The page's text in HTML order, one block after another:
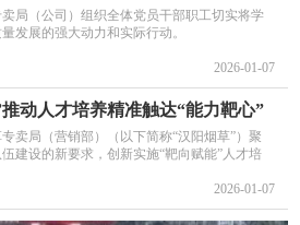
局（公司）组织全体党员干部职工切实将学
发展的强大动力和实际行动。
2026-01-07
动人才培养精准触达“能力靶心”
卖局（营销部）（以下简称“汉阳烟草”）聚
建设的新要求，创新实施“靶向赋能”人才培
2026-01-07